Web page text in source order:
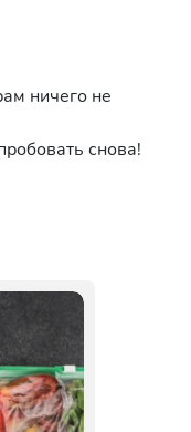
ничего не
снова!